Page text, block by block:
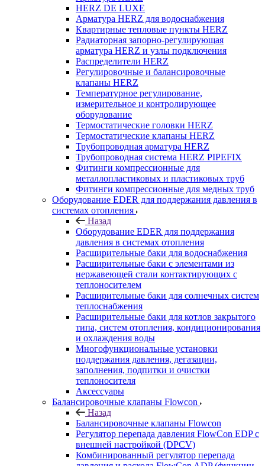
HERZ DE LUXE
Арматура HERZ для водоснабжения
Квартирные тепловые пункты HERZ
Радиаторная запорно-регулирующая
арматура HERZ и узлы подключения
Распределители HERZ
Регулировочные и балансировочные
клапаны HERZ
Температурное регулирование,
измерительное и контролирующее
оборудование
Термостатические головки HERZ
Термостатические клапаны HERZ
Трубопроводная арматура HERZ
Трубопроводная система HERZ PIPEFIX
Фитинги компрессионные для
металлопластиковых и пластиковых труб
Фитинги компрессионные для медных труб
Оборудование EDER для поддержания давления в
системах отопления
Назад
Оборудование EDER для поддержания
давления в системах отопления
Расширительные баки для водоснабжения
Расширительные баки с элементами из
нержавеющей стали контактирующих с
теплоносителем
Расширительные баки для солнечных систем
теплоснабжения
Расширительные баки для котлов закрытого
типа, систем отопления, кондиционирования
и охлаждения воды
Многофункциональные установки
поддержания давления, дегазации,
заполнения, подпитки и очистки
теплоносителя
Аксессуары
Балансировочные клапаны Flowcon
Назад
Балансировочные клапаны Flowcon
Регулятор перепада давления FlowСon EDP с
внешней настройкой (DPCV)
Комбинированный регулятор перепада